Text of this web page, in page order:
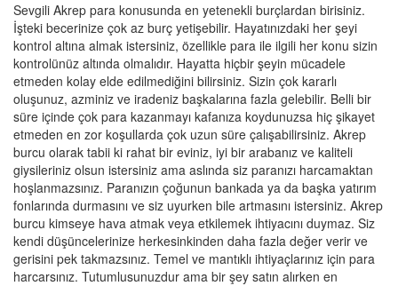
Sevgili Akrep para konusunda en yetenekli burçlardan birisiniz.
İşteki becerinize çok az burç yetişebilir. Hayatınızdaki her şeyi
kontrol altına almak istersiniz, özellikle para ile ilgili her konu sizin
kontrolünüz altında olmalıdır. Hayatta hiçbir şeyin mücadele
etmeden kolay elde edilmediğini bilirsiniz. Sizin çok kararlı
oluşunuz, azminiz ve iradeniz başkalarına fazla gelebilir. Belli bir
süre içinde çok para kazanmayı kafanıza koydunuzsa hiç şikayet
etmeden en zor koşullarda çok uzun süre çalışabilirsiniz. Akrep
burcu olarak tabii ki rahat bir eviniz, iyi bir arabanız ve kaliteli
giysileriniz olsun istersiniz ama aslında siz paranızı harcamaktan
hoşlanmazsınız. Paranızın çoğunun bankada ya da başka yatırım
fonlarında durmasını ve siz uyurken bile artmasını istersiniz. Akrep
burcu kimseye hava atmak veya etkilemek ihtiyacını duymaz. Siz
kendi düşüncelerinize herkesinkinden daha fazla değer verir ve
gerisini pek takmazsınız. Temel ve mantıklı ihtiyaçlarınız için para
harcarsınız. Tutumlusunuzdur ama bir şey satın alırken en